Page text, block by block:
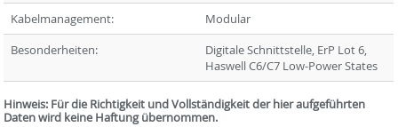
Kabelmanagement:
Modular
Besonderheiten:
Digitale Schnittstelle, ErP Lot 6,
Haswell C6/C7 Low-Power States
Hinweis: Für die Richtigkeit und Vollständigkeit der hier aufgeführten
Daten wird keine Haftung übernommen.